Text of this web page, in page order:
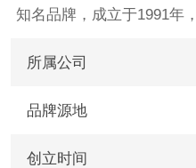
知名品牌，成立于1991年
中国等地，Arc’teryx的产
所属公司
品牌源地
创立时间